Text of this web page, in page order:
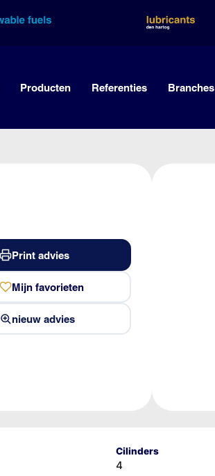
Producten Referenties Branches
Print advies
Mijn favorieten
nieuw advies
Cilinders
4